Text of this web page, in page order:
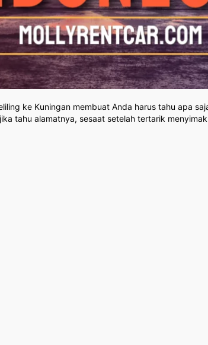
ke Kuningan membuat Anda harus tahu apa
tahu alamatnya, sesaat setelah tertarik